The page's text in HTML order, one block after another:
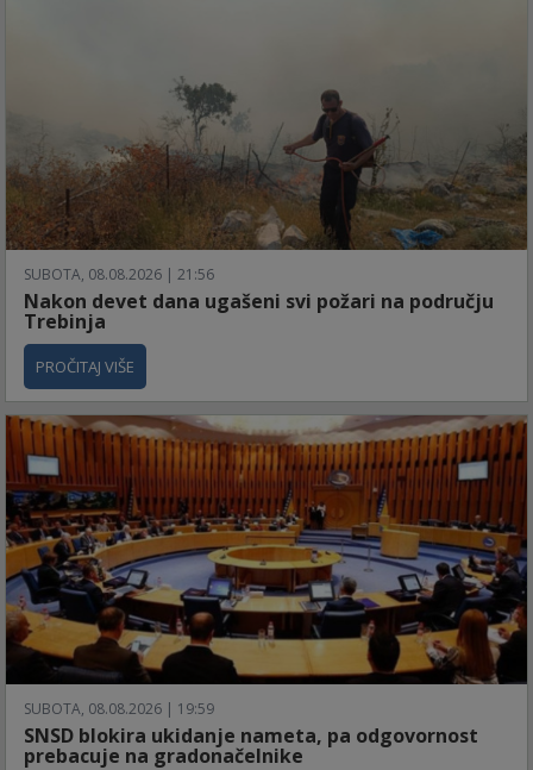
SUBOTA, 08.08.2026 | 21:56
Nakon devet dana ugašeni svi požari na području
Trebinja
PROČITAJ VIŠE
SUBOTA, 08.08.2026 | 19:59
SNSD blokira ukidanje nameta, pa odgovornost
prebacuje na gradonačelnike